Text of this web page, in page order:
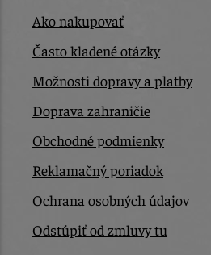
Ako nakupovať
Často kladené otázky
Možnosti dopravy a platby
Doprava zahraničie
Obchodné podmienky
Reklamačný poriadok
Ochrana osobných údajov
Odstúpiť od zmluvy tu